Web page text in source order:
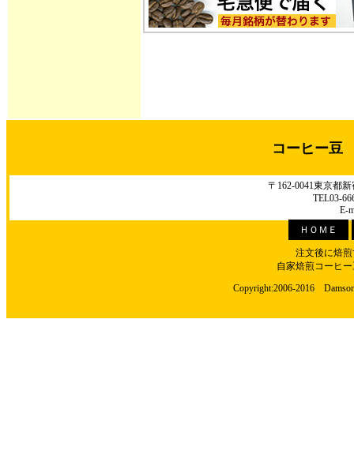
コーヒー
〒162-0041東京都
TEL03-
E-
ＨＯＭＥ
注文後に焙
自家焙煎コーヒ
Copyright:2006-2016